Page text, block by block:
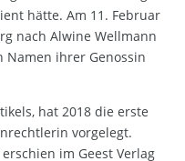
hätte. Am 11. Februar
nach Alwine Wellmann
Namen ihrer Genossin
hat 2018 die erste
vorgelegt.
im Geest Verlag